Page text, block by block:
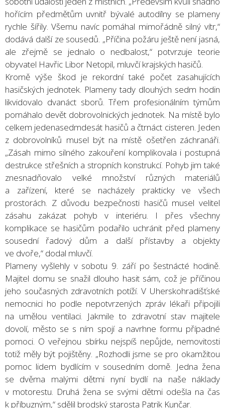
hořícím předmětům uvnitř bývalé autodílny se plameny
rychle šířily. Všemu navíc pomáhal mimořádně silný vítr,“
dodává další ze sousedů. „Příčina požáru ještě není jasná,
ale zřejmě se jednalo o nedbalost,“ potvrzuje teorie
obyvatel Havřic Libor Netopil, mluvčí krajských hasičů.
Kromě výše škod je rekordní také počet zasahujících
hasičských jednotek. Plameny tady dlouhých sedm hodin
likvidovalo dvanáct sborů. Třem profesionálním týmům
pomáhalo devět dobrovolnických jednotek. Na místě bylo
celkem jedenasedmdesát hasičů a čtrnáct cisteren. Jeden
z dobrovolníků musel být na místě ošetřen záchranáři.
„Zásah mimo silného zakouření komplikovala i postupná
destrukce střešních a stropních konstrukcí. Pohyb jim také
znesnadňovalo velké množství různých materiálů
a zařízení, které se nacházely prakticky ve všech
prostorách. Z důvodu bezpečnosti hasičů musel velitel
zásahu zakázat pohyb v interiéru. I přes všechny
komplikace se hasičům podařilo uchránit před plameny
sousední řadový dům a další přístavby a objekty
ve dvoře,“ dodal mluvčí.
Plameny vyšlehly v sobotu 9. září po šestnácté hodině.
Majitel domu se snažil dlouho hasit sám, což je příčinou
jeho současných zdravotních potíží. V Uherskohradišťské
nemocnici ho podle nepotvrzených zpráv lékaři připojili
na umělou ventilaci. Jakmile to zdravotní stav majitele
dovolí, město se s ním spojí a navrhne formu případné
pomoci. O veřejnou sbírku nejspíš nepůjde, nemovitosti
totiž měly být pojištěny. „Rozhodli jsme se pro okamžitou
pomoc lidem bydlícím v sousedním domě. Jedna žena
se dvěma malými dětmi nyní bydlí na naše náklady
v motorestu. Druhá žena se svými dětmi odešla na čas
k příbuzným,“ sdělil brodský starosta Patrik Kunčar.